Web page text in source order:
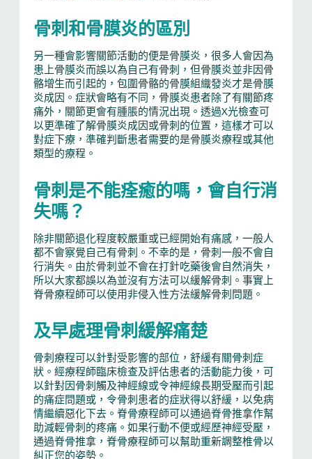
骨刺和骨膜炎的區別
另一種會影響關節活動的便是骨膜炎，很多人會因為
患上骨膜炎而誤以為自己有骨刺，但骨膜炎並非因骨
骼增生而引起的，包圍骨骼的骨膜組織發炎才是骨膜
炎成因。症狀會略有不同，骨膜炎患者除了有關節疼
痛外，關節更會有腫脹的情況出現。透過X光檢查可
以更準確了解骨膜炎成因或骨刺的位置，這樣才可以
對症下療，準確判斷患者需要的是骨膜炎療程或其他
類型的療程。
骨刺是不能痊癒的嗎，會自行消
失嗎？
除非關節退化程度較嚴重或已經開始有痛感，一般人
都不會察覺自己有骨刺。不幸的是，骨刺一般不會自
行消失。由於骨刺並不會在打針吃藥後會自然消失，
所以大家都誤以為並沒有方法可以緩解骨刺。事實上
脊骨療程師可以使用非侵入性方法緩解骨刺問題。
及早處理骨刺緩解痛楚
骨刺療程可以針對受影響的部位，舒緩有關骨刺症
狀。經療程師臨床檢查及評估患者的活動能力後，可
以針對因骨刺觸及神經線或令神經線長期受壓而引起
的痛症問題或，令骨刺患者的症狀得以舒緩，以免病
情繼續惡化下去。脊骨療程師可以通過脊骨推拿作幫
助減輕骨刺的疼痛。如果行動不便或經歷神經受壓，
通過脊骨推拿，脊骨療程師可以幫助重新調整椎骨以
糾正您的姿勢。